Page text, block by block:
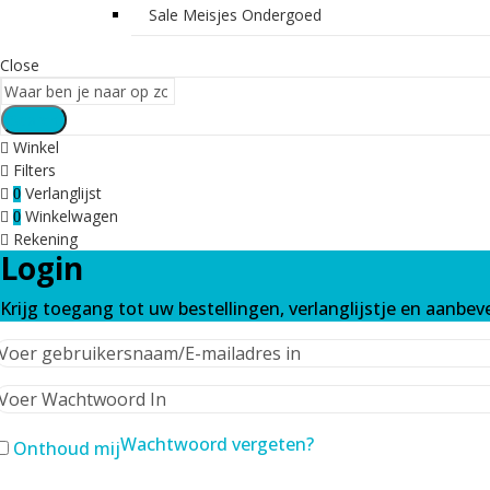
Sale Meisjes Ondergoed
Close
Winkel
Filters
0 Verlanglijst
0 Winkelwagen
Rekening
Login
Krijg toegang tot uw bestellingen, verlanglijstje en
Onthoud mijWachtwoord vergeten?